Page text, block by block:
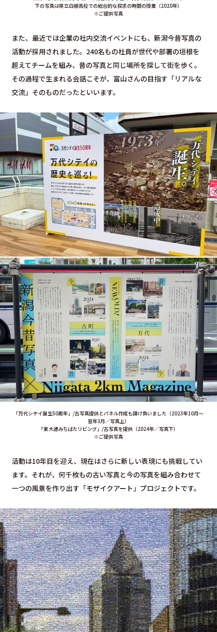
下の写真は県立白根高校での総合的な探求の時間の授業（2020年）
※ご提供写真
また、最近では企業の社内交流イベントにも、新潟今昔写真の
活動が採用されました。240名もの社員が世代や部署の垣根を
超えてチームを組み、昔の写真と同じ場所を探して街を歩く。
その過程で生まれる会話こそが、富山さんの目指す「リアルな
交流」そのものだったといいます。
「万代シテイ誕生50周年」/古写真提供とパネル作成も請け負いました（2023年10月～
翌年3月／写真上）
「東大通みちばたリビング」/古写真を提供（2024年／写真下）
※ご提供写真
活動は10年目を迎え、現在はさらに新しい表現にも挑戦してい
ます。それが、何千枚もの古い写真と今の写真を組み合わせて
一つの風景を作り出す「モザイクアート」プロジェクトです。